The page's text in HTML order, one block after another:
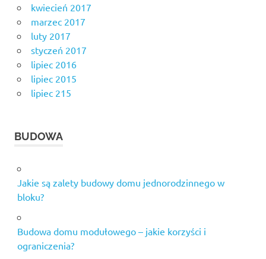
kwiecień 2017
marzec 2017
luty 2017
styczeń 2017
lipiec 2016
lipiec 2015
lipiec 215
BUDOWA
Jakie są zalety budowy domu jednorodzinnego w
bloku?
Budowa domu modułowego – jakie korzyści i
ograniczenia?